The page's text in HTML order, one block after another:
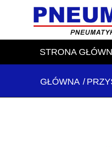
STRONA
GŁÓWNA /